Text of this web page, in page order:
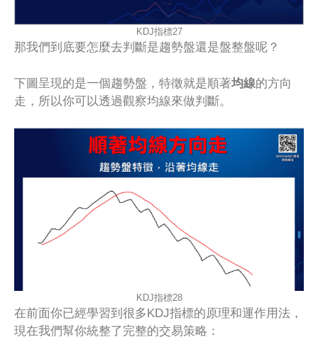
KDJ指標27
那我們到底要怎麼去判斷是趨勢盤還是盤整盤呢？
下圖呈現的是一個趨勢盤，特徵就是順著均線的方向
走，所以你可以透過觀察均線來做判斷。
KDJ指標28
在前面你已經學習到很多KDJ指標的原理和運作用法，
現在我們幫你統整了完整的交易策略：